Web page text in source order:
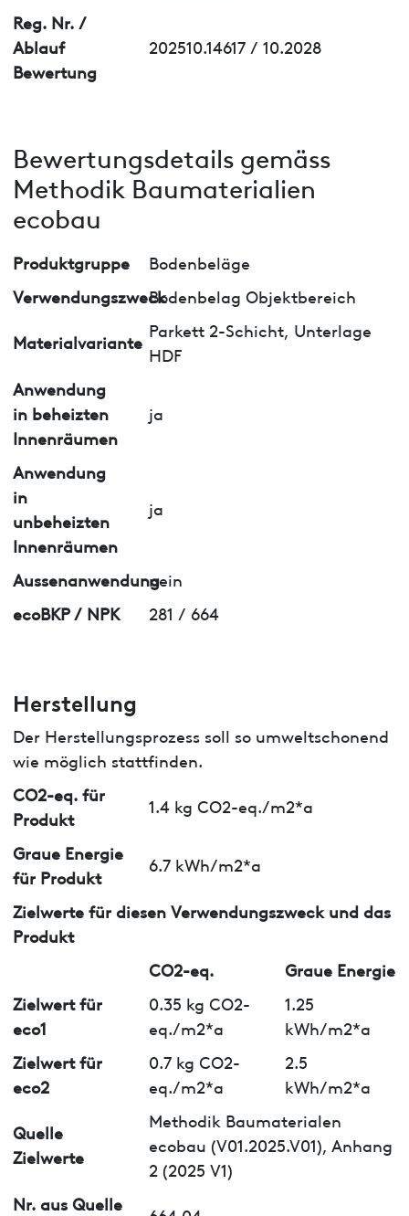
Reg. Nr. /
Ablauf
Bewertung
202510.14617 / 10.2028
Bewertungsdetails gemäss
Methodik Baumaterialien
ecobau
Produktgruppe
Bodenbeläge
VerwendungszweckBodenbelag Objektbereich
Materialvariante
Parkett 2-Schicht, Unterlage
HDF
Anwendung
in beheizten
Innenräumen
ja
Anwendung
in
unbeheizten
Innenräumen
ja
Aussenanwendungnein
ecoBKP / NPK
281 / 664
Herstellung
Der Herstellungsprozess soll so umweltschonend
wie möglich stattfinden.
CO2-eq. für
Produkt
1.4 kg CO2-eq./m2*a
Graue Energie
für Produkt
6.7 kWh/m2*a
Zielwerte für diesen Verwendungszweck und das
Produkt
CO2-eq.
Graue Energie
Zielwert für
eco1
0.35 kg CO2-
eq./m2*a
1.25
kWh/m2*a
Zielwert für
eco2
0.7 kg CO2-
eq./m2*a
2.5
kWh/m2*a
Quelle
Zielwerte
Methodik Baumaterialen
ecobau (V01.2025.V01), Anhang
2 (2025 V1)
Nr. aus Quelle